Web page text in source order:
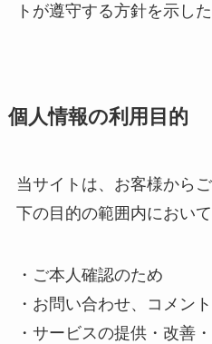
トが遵守する方針を示した
個人情報の利用目的
当サイトは、お客様から
下の目的の範囲内において
・ご本人確認のため
・お問い合わせ、コメン
・サービスの提供・改善